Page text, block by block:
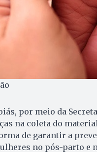
por meio da
na coleta do
de garantir a
no pós-parto e